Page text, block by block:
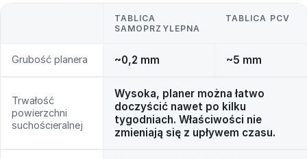
TABLICA
SAMOPRZYLEPNA
TABLICA PCV
Grubość planera ~0,2 mm ~5 mm
Trwałość
powierzchni
suchościeralnej
Wysoka, planer można łatwo
doczyścić nawet po kilku
tygodniach. Właściwości nie
zmieniają się z upływem czasu.